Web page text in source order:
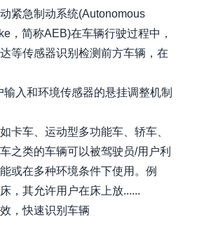
紧急制动系统(Autonomous
，简称AEB)在车辆行驶过程中，
等传感器识别检测前方车辆，在
输入和环境传感器的悬挂调整机制
卡车、运动型多功能车、轿车、
之类的车辆可以被驾驶员/用户利
或在多种环境条件下使用。例
，其允许用户在床上放......
，快速识别车辆